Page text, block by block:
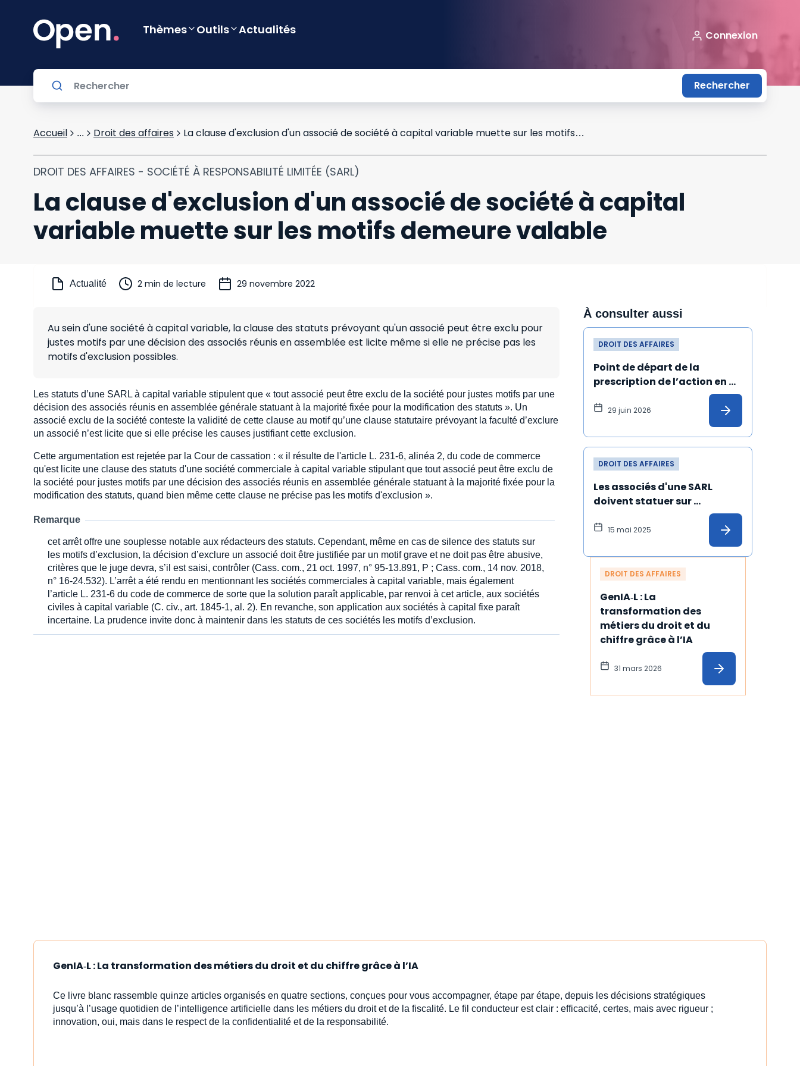
Thèmes Outils Actualités Connexion
Rechercher
Accueil ... Droit des affaires La clause d'exclusion d'un associé de société à capital variable muette sur les motifs demeure valable
DROIT DES AFFAIRES - SOCIÉTÉ À RESPONSABILITÉ LIMITÉE (SARL)
La clause d'exclusion d'un associé de société à capital
variable muette sur les motifs demeure valable
Actualité 2 min de lecture 29 novembre 2022
Au sein d'une société à capital variable, la clause des statuts prévoyant qu'un associé peut être exclu pour
justes motifs par une décision des associés réunis en assemblée est licite même si elle ne précise pas les
motifs d'exclusion possibles.
Les statuts d’une SARL à capital variable stipulent que « tout associé peut être exclu de la société pour justes motifs par une
décision des associés réunis en assemblée générale statuant à la majorité fixée pour la modification des statuts ». Un
associé exclu de la société conteste la validité de cette clause au motif qu’une clause statutaire prévoyant la faculté d’exclure
un associé n’est licite que si elle précise les causes justifiant cette exclusion.
Cette argumentation est rejetée par la Cour de cassation : « il résulte de l'article L. 231-6, alinéa 2, du code de commerce
qu'est licite une clause des statuts d'une société commerciale à capital variable stipulant que tout associé peut être exclu de
la société pour justes motifs par une décision des associés réunis en assemblée générale statuant à la majorité fixée pour la
modification des statuts, quand bien même cette clause ne précise pas les motifs d'exclusion ».
Remarque
cet arrêt offre une souplesse notable aux rédacteurs des statuts. Cependant, même en cas de silence des statuts sur
les motifs d’exclusion, la décision d’exclure un associé doit être justifiée par un motif grave et ne doit pas être abusive,
critères que le juge devra, s’il est saisi, contrôler (Cass. com., 21 oct. 1997, n° 95-13.891, P ; Cass. com., 14 nov. 2018,
n° 16-24.532). L’arrêt a été rendu en mentionnant les sociétés commerciales à capital variable, mais également
l’article L. 231-6 du code de commerce de sorte que la solution paraît applicable, par renvoi à cet article, aux sociétés
civiles à capital variable (C. civ., art. 1845-1, al. 2). En revanche, son application aux sociétés à capital fixe paraît
incertaine. La prudence invite donc à maintenir dans les statuts de ces sociétés les motifs d’exclusion.
À consulter aussi
DROIT DES AFFAIRES
Point de départ de la
prescription de l’action en
réparation d’un abus de
majorité : illustration
29 juin 2026
DROIT DES AFFAIRES
Les associés d'une SARL
doivent statuer sur
l'agrément d'une cession de
parts dans les délais
15 mai 2025
DROIT DES AFFAIRES
GenIA‑L : La
transformation des
métiers du droit et du
chiffre grâce à l’IA
31 mars 2026
GenIA‑L : La transformation des métiers du droit et du chiffre grâce à l’IA
Ce livre blanc rassemble quinze articles organisés en quatre sections, conçues pour vous accompagner, étape par étape, depuis les décisions stratégiques
jusqu’à l’usage quotidien de l’intelligence artificielle dans les métiers du droit et de la fiscalité. Le fil conducteur est clair : efficacité, certes, mais avec rigueur ;
innovation, oui, mais dans le respect de la confidentialité et de la responsabilité.